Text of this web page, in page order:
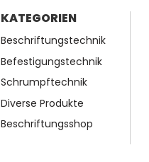
KATEGORIEN
Beschriftungstechnik
Befestigungstechnik
Schrumpftechnik
Diverse Produkte
Beschriftungsshop